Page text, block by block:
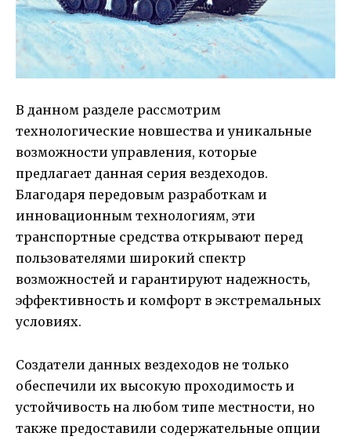
В данном разделе рассмотрим
технологические новшества и уникальные
возможности управления, которые
предлагает данная серия вездеходов.
Благодаря передовым разработкам и
инновационным технологиям, эти
транспортные средства открывают перед
пользователями широкий спектр
возможностей и гарантируют надежность,
эффективность и комфорт в экстремальных
условиях.
Создатели данных вездеходов не только
обеспечили их высокую проходимость и
устойчивость на любом типе местности, но
также предоставили содержательные опции